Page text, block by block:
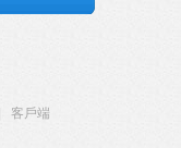
客戶端